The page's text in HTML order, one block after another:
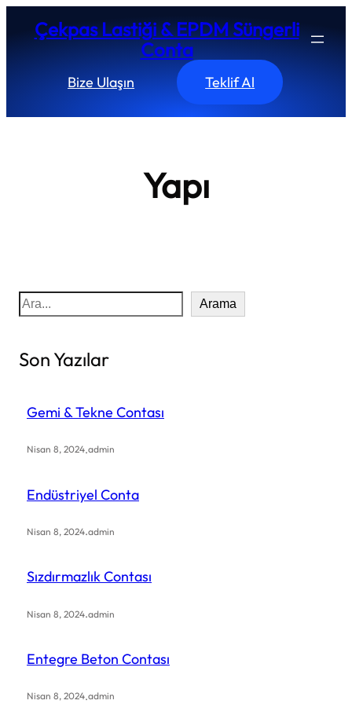
Çekpas Lastiği & EPDM Süngerli
Conta
Bize Ulaşın Teklif Al
Yapı
S
e
r
Arama
Son Yazılar
Gemi & Tekne Contası
Nisan 8, 2024.admin
Endüstriyel Conta
Nisan 8, 2024.admin
Sızdırmazlık Contası
Nisan 8, 2024.admin
Entegre Beton Contası
Nisan 8, 2024.admin